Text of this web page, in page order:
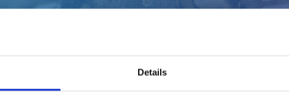
Details
Laat ons jou adviseren!
Maak gelijk een afspraak